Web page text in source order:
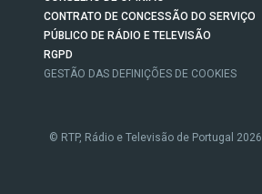
CONTRATO DE CONCESSÃO DO SERVIÇO
PÚBLICO DE RÁDIO E TELEVISÃO
RGPD
GESTÃO DAS DEFINIÇÕES DE COOKIES
© RTP, Rádio e Televisão de Portugal 2026